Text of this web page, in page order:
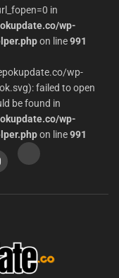
in
wp-
on line991
wp-
failed to open
be found in
wp-
on line991